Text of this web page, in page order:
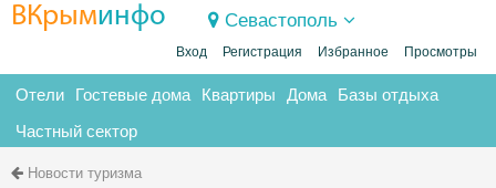
ВКрыминфо Севастополь
Вход Регистрация Избранное Просмотры
Отели Гостевые дома Квартиры Дома Базы отдыха
Частный сектор
Новости туризма